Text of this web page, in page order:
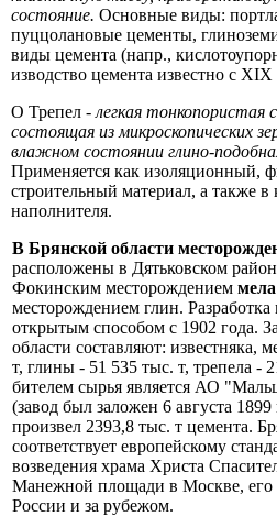
состояние. Основные виды:
пуццолановые цементы,
виды цемента (напр.,
изводство цемента известно с XIX
О Трепел - легкая тонкопористая
состоящая из микроскопических
влажном состоянии глино-
Применяется как изоляционный,
строительный материал, а также в
наполнителя.
В Брянской области
расположе­ны в Дятьковском
Фокинским месторождени­ем мела
месторождением глин.
открытым способом с 1902 года.
области составляют: известняка,
т, глины - 51 535 тыс. т, трепела -
бителем сырья является АО
(завод был заложен 6 августа 1899
произвел 2393,8 тыс. т це­мента.
соответствует европейскому
возведения храма Христа
Манежной площади в Москве, его
России и за рубежом.